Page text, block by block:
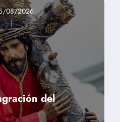
Pablo Ambrosio
del
08/2026